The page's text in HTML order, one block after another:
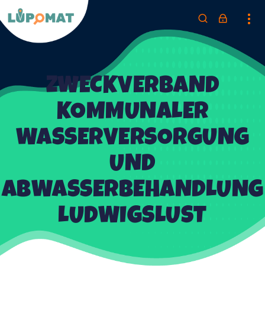
ZWECKVERBAND
KOMMUNALER
WASSERVERSORGUNG
UND
ABWASSERBEHANDLUNG
LUDWIGSLUST